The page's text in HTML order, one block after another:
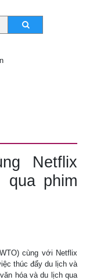
Netflix
phim
cùng với Netflix
thúc đẩy du lịch và
hóa và du lịch qua